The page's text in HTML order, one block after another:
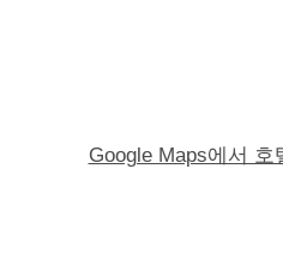
Google Maps에서 호